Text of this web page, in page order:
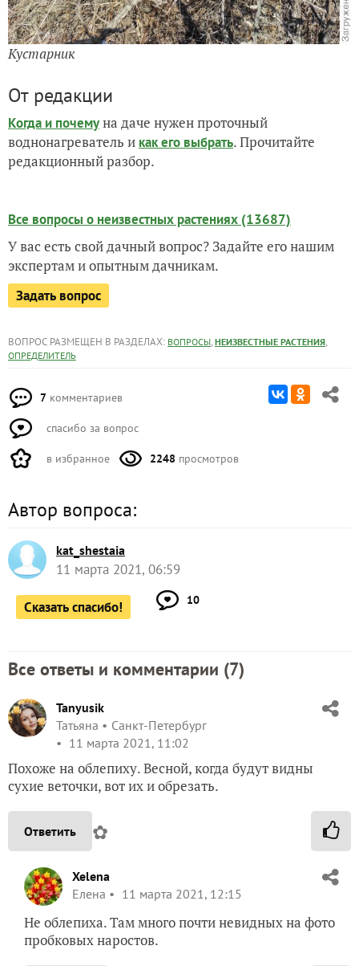
Кустарник
От редакции
Когда и почемуна даче нужен проточный
воднонагреватель и как его выбрать. Прочитайте
редакционный разбор.
Все вопросы о неизвестных растениях (13687)
У вас есть свой дачный вопрос? Задайте его нашим
экспертам и опытным дачникам.
Задать вопрос
ВОПРОС РАЗМЕЩЕН В РАЗДЕЛАХ: ВОПРОСЫ, НЕИЗВЕСТНЫЕ РАСТЕНИЯ,
ОПРЕДЕЛИТЕЛЬ
7 комментариев
спасибо за вопрос
в избранное 2248 просмотров
Автор вопроса:
kat_shestaia
11 марта 2021, 06:59
Сказать спасибо! 10
Все ответы и комментарии (7)
Tanyusik
Татьяна
Санкт-Петербург
11 марта 2021, 11:02
Похоже на облепиху. Весной, когда будут видны
сухие веточки, вот их и обрезать.
Ответить ✿
Xelena
Елена
11 марта 2021, 12:15
Не облепиха. Там много почти невидных на фото
пробковых наростов.